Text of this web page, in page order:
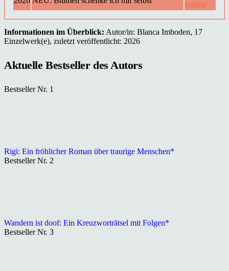
finden
Informationen im Überblick: Autor/in: Blanca Imboden, 17
Einzelwerk(e), zuletzt veröffentlicht: 2026
Aktuelle Bestseller des Autors
Bestseller Nr. 1
Rigi: Ein fröhlicher Roman über traurige Menschen*
Bestseller Nr. 2
Wandern ist doof: Ein Kreuzworträtsel mit Folgen*
Bestseller Nr. 3